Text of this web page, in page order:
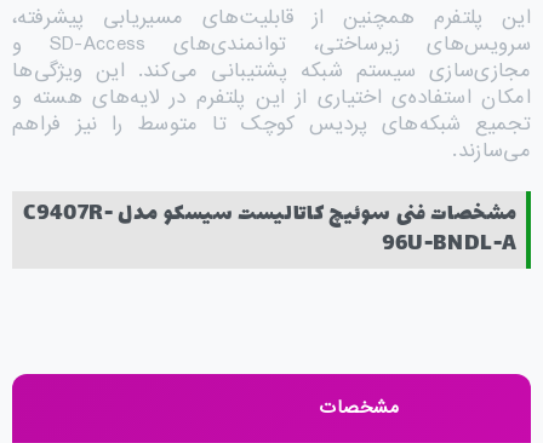
این پلتفرم همچنین از قابلیت‌های مسیریابی پیشرفته،
سرویس‌های زیرساختی، توانمندی‌های SD-Access و
مجازی‌سازی سیستم شبکه پشتیبانی می‌کند. این ویژگی‌ها
امکان استفاده‌ی اختیاری از این پلتفرم در لایه‌های هسته و
تجمیع شبکه‌های پردیس کوچک تا متوسط را نیز فراهم
می‌سازند.
مشخصات فنی سوئیچ کاتالیست سیسکو مدل C9407R-
96U-BNDL-A
مشخصات